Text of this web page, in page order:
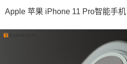
Apple 苹果 iPhone 11 Pro智能手机